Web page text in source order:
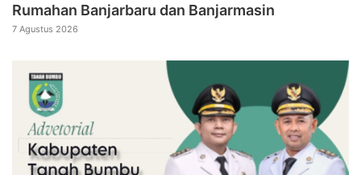
Rumahan Banjarbaru dan Banjarmasin
7 Agustus 2026